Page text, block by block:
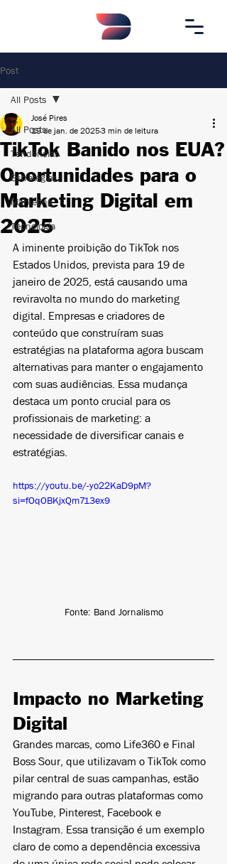
Post
All Posts
Tendências
Estratégias
Marketing
Tecnologia
All Posts
TikTok Banido nos EUA?
Oportunidades para o
Marketing Digital em
2025
José Pires
19 de jan. de 20253 min de leitura
A iminente proibição do TikTok nos
Estados Unidos, prevista para 19 de
janeiro de 2025, está causando uma
reviravolta no mundo do marketing
digital. Empresas e criadores de
conteúdo que construíram suas
estratégias na plataforma agora buscam
alternativas para manter o engajamento
com suas audiências. Essa mudança
destaca um ponto crucial para os
profissionais de marketing: a
necessidade de diversificar canais e
estratégias.
https://youtu.be/-yo22KaD9pM?
si=fOqOBKjxQm713ex9
Fonte: Band Jornalismo
Impacto no Marketing
Digital
Grandes marcas, como Life360 e Final
Boss Sour, que utilizavam o TikTok como
pilar central de suas campanhas, estão
migrando para outras plataformas como
YouTube, Pinterest, Facebook e
Instagram. Essa transição é um exemplo
claro de como a dependência excessiva